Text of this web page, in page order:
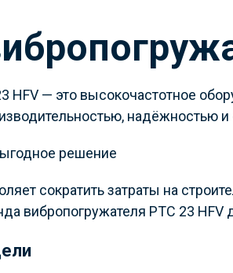
HFV — это высокочастотное
надёжностью и
решение
сократить затраты на
вибропогружателя PTC 23